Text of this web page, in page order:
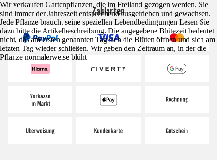
Wir verkaufen Gartenpflanzen, die im Freiland gezogen werden. Sie
sind immer der Jahreszeit entsprechend ausgetrieben und gewachsen.
Jede Pflanze braucht seine speziellen Lebendbedingungen Lesen Sie
dazu bitte die Artikelbeschreibung. Die angegebene Blütezeit bedeutet
nicht, das am ersten genannten Tag sich die Blüten öffnen und sich am
letzten Tag wieder schließen. Wir geben den Zeitraum an, in der die
Pflanze normalerweise blüht
Zahlarten